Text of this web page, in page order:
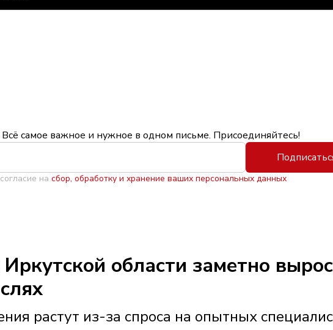
самое важное и нужное в одном письме. Присоединяйтесь!
на сбор, обработку и хранение ваших персональных данных
Иркутской области заметно
растут из-за спроса на опытных